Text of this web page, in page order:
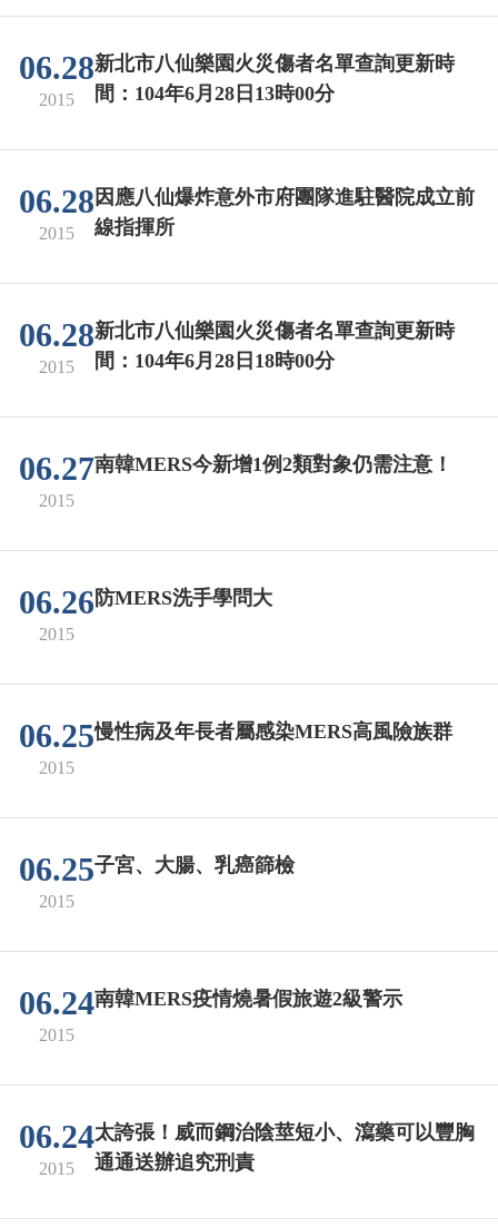
06.28
2015
新北市八仙樂園火災傷者名單查詢更新時
間：104年6月28日13時00分
06.28
2015
因應八仙爆炸意外市府團隊進駐醫院成立前
線指揮所
06.28
2015
新北市八仙樂園火災傷者名單查詢更新時
間：104年6月28日18時00分
06.27
2015
南韓MERS今新增1例2類對象仍需注意！
06.26
2015
防MERS洗手學問大
06.25
2015
慢性病及年長者屬感染MERS高風險族群
06.25
2015
子宮、大腸、乳癌篩檢
06.24
2015
南韓MERS疫情燒暑假旅遊2級警示
06.24
2015
太誇張！威而鋼治陰莖短小、瀉藥可以豐胸
通通送辦追究刑責